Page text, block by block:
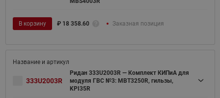
В корзину ₽ 18 358.60 Заказная позиция
333U2003R
Ридан 333U2003R — Комплект КИПиА для
модуля ГВС №3: MBT3250R, гильзы,
KPI35R